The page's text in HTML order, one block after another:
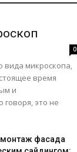
0
вида микроскопа,
время
и
это не
монтаж фасада